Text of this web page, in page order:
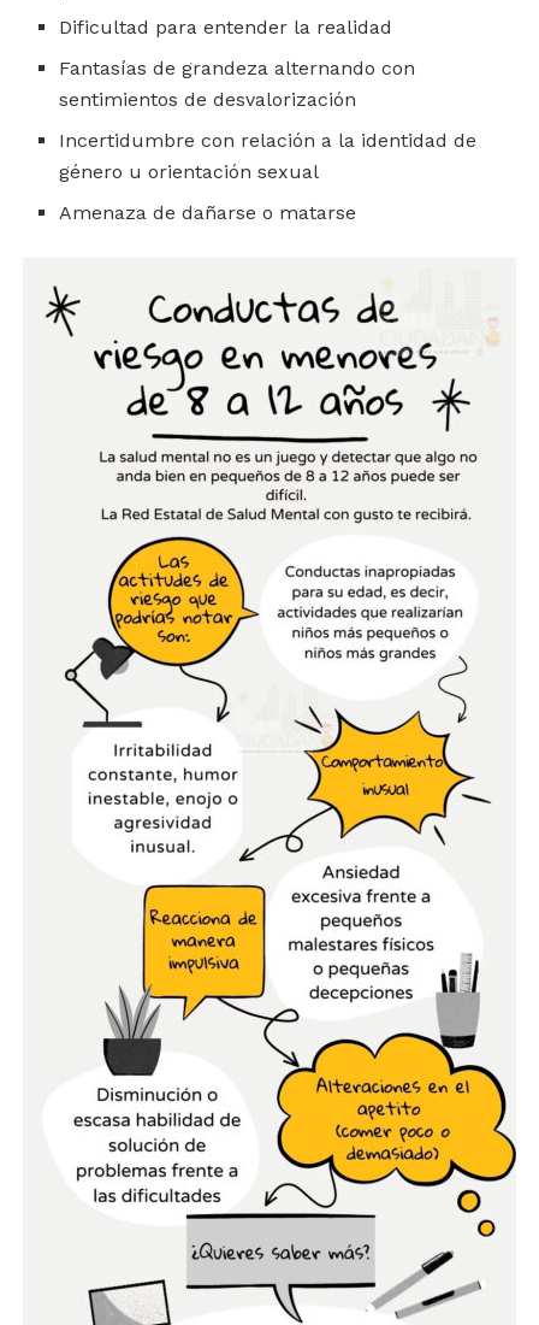
Dificultad para entender la realidad
Fantasías de grandeza alternando con
sentimientos de desvalorización
Incertidumbre con relación a la identidad de
género u orientación sexual
Amenaza de dañarse o matarse